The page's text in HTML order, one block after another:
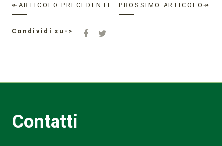
↞ARTICOLO PRECEDENTE PROSSIMO ARTICOLO↠
Condividi su->
Contatti